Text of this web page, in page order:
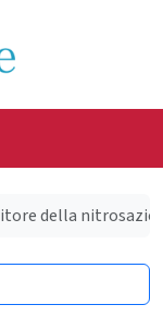
della